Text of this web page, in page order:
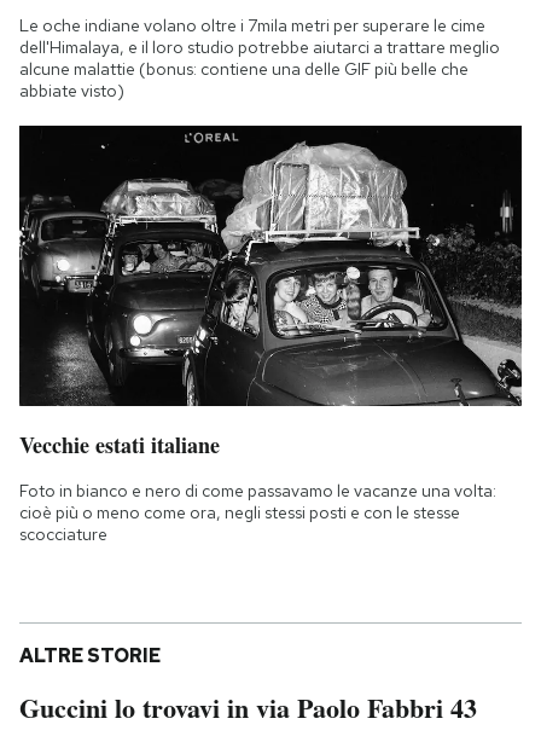
Le oche indiane volano oltre i 7mila metri per superare le cime
dell'Himalaya, e il loro studio potrebbe aiutarci a trattare meglio
alcune malattie (bonus: contiene una delle GIF più belle che
abbiate visto)
Vecchie estati italiane
Foto in bianco e nero di come passavamo le vacanze una volta:
cioè più o meno come ora, negli stessi posti e con le stesse
scocciature
ALTRE STORIE
Guccini lo trovavi in via Paolo Fabbri 43